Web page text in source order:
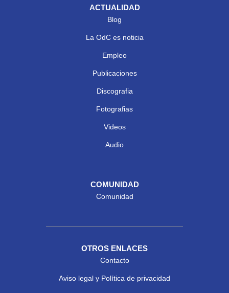
ACTUALIDAD
Blog
La OdC es noticia
Empleo
Publicaciones
Discografia
Fotografias
Videos
Audio
COMUNIDAD
Comunidad
OTROS ENLACES
Contacto
Aviso legal y Política de privacidad